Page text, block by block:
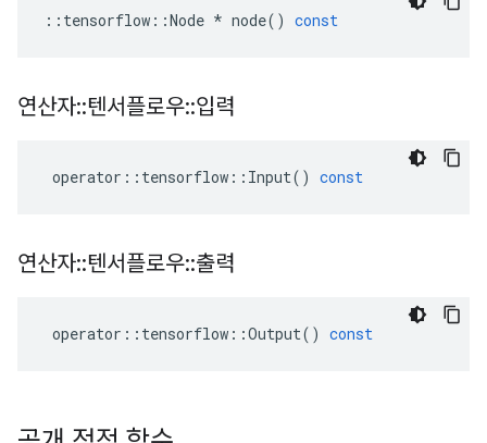
:: tensorflow ::Node * node() const
연산자::텐서플로우::입력
operator :: tensorflow :: Input() const
연산자::텐서플로우::출력
operator :: tensorflow ::Output() const